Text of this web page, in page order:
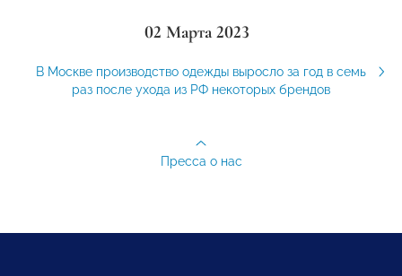
02 Марта 2023
В Москве производство одежды выросло за год в семь
раз после ухода из РФ некоторых брендов
Пресса о нас